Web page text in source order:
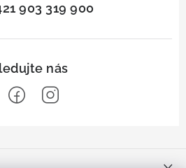
903 319 900